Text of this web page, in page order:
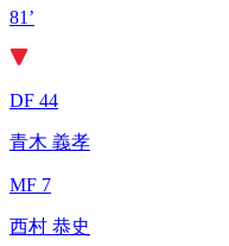
81’
DF 44
青木 義孝
MF 7
西村 恭史